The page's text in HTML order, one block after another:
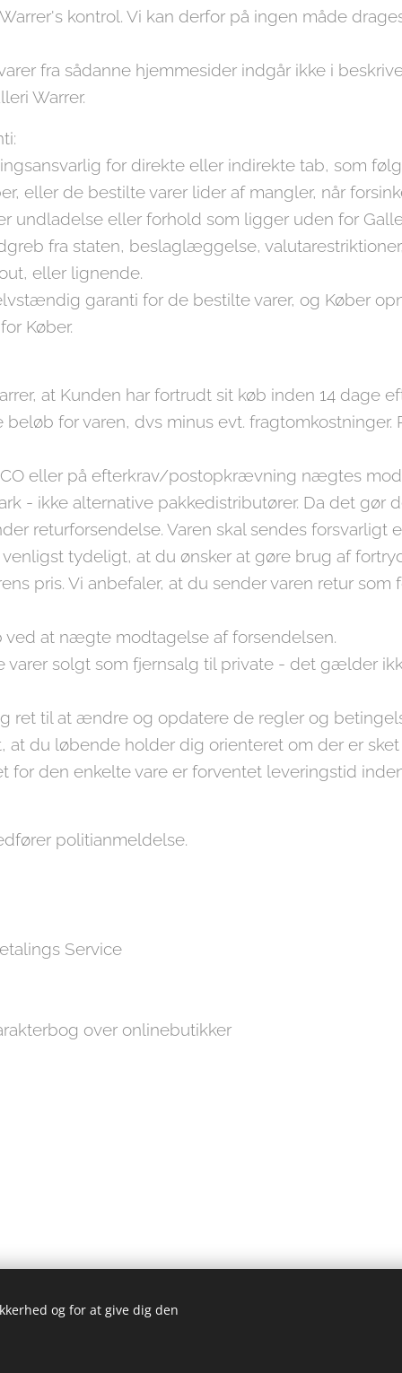
kontrol. Vi kan derfor på ingen måde
fra sådanne hjemmesider indgår ikke i
Warrer.
for direkte eller indirekte tab, som
eller de bestilte varer lider af mangler, når
undladelse eller forhold som ligger uden for
fra staten, beslaglæggelse,
eller lignende.
garanti for de bestilte varer, og Køber
Køber.
at Kunden har fortrudt sit køb inden 14 dage
for varen, dvs minus evt. fragtomkostninger.
eller på efterkrav/postopkrævning nægtes
- ikke alternative pakkedistributører. Da det gør
returforsendelse. Varen skal sendes forsvarligt
tydeligt, at du ønsker at gøre brug af
pris. Vi anbefaler, at du sender varen retur som
ved at nægte modtagelse af forsendelsen.
solgt som fjernsalg til private - det gælder
ret til at ændre og opdatere de regler og
at du løbende holder dig orienteret om der er
for den enkelte vare er forventet leveringstid
politianmeldelse.
Service
over onlinebutikker
© 2019 Galleri Warrer - kunst - mode - livsstil - café
og for at give dig den